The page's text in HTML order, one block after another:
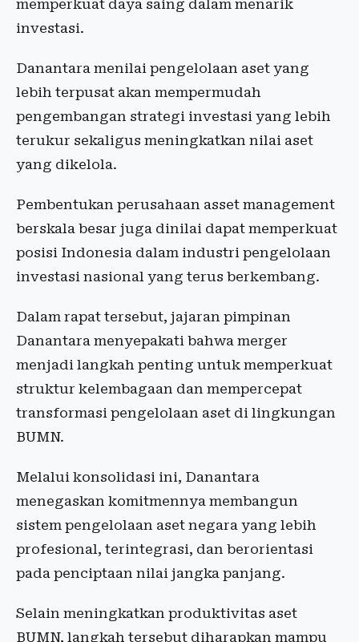
memperkuat daya saing dalam menarik
investasi.
Danantara menilai pengelolaan aset yang
lebih terpusat akan mempermudah
pengembangan strategi investasi yang lebih
terukur sekaligus meningkatkan nilai aset
yang dikelola.
Pembentukan perusahaan asset management
berskala besar juga dinilai dapat memperkuat
posisi Indonesia dalam industri pengelolaan
investasi nasional yang terus berkembang.
Dalam rapat tersebut, jajaran pimpinan
Danantara menyepakati bahwa merger
menjadi langkah penting untuk memperkuat
struktur kelembagaan dan mempercepat
transformasi pengelolaan aset di lingkungan
BUMN.
Melalui konsolidasi ini, Danantara
menegaskan komitmennya membangun
sistem pengelolaan aset negara yang lebih
profesional, terintegrasi, dan berorientasi
pada penciptaan nilai jangka panjang.
Selain meningkatkan produktivitas aset
BUMN, langkah tersebut diharapkan mampu